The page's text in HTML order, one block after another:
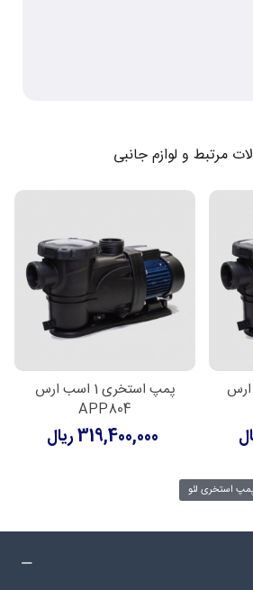
مرتبط و لوازم جانبی
اسب ارس
پمپ استخری 1 اسب ارس
APP804
319,400,000 ریال
استخری لئو